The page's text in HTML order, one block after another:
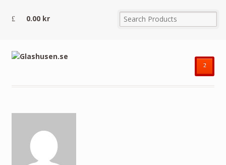
0.00 kr
²